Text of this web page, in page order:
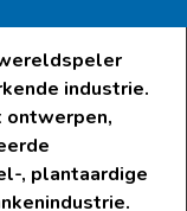
industrie.
ontwerpen,
, plantaardige